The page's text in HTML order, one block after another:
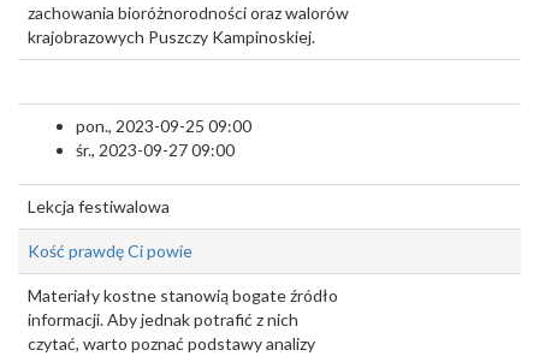
zachowania bioróżnorodności oraz walorów
krajobrazowych Puszczy Kampinoskiej.
pon., 2023-09-25 09:00
śr., 2023-09-27 09:00
Lekcja festiwalowa
Kość prawdę Ci powie
Materiały kostne stanowią bogate źródło
informacji. Aby jednak potrafić z nich
czytać, warto poznać podstawy analizy